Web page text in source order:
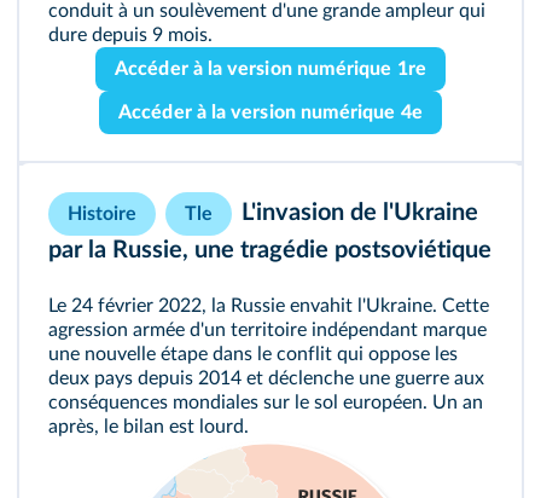
conduit à un soulèvement d'une grande ampleur qui
dure depuis 9 mois.
Accéder à la version numérique 1re
Accéder à la version numérique 4e
Histoire Tle
L'invasion de l'Ukraine
par la Russie, une tragédie postsoviétique
Le 24 février 2022, la Russie envahit l'Ukraine. Cette
agression armée d'un territoire indépendant marque
une nouvelle étape dans le conflit qui oppose les
deux pays depuis 2014 et déclenche une guerre aux
conséquences mondiales sur le sol européen. Un an
après, le bilan est lourd.